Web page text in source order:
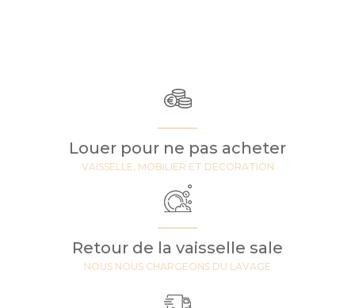
Louer pour ne pas acheter
VAISSELLE, MOBILIER ET DECORATION
Retour de la vaisselle sale
NOUS NOUS CHARGEONS DU LAVAGE